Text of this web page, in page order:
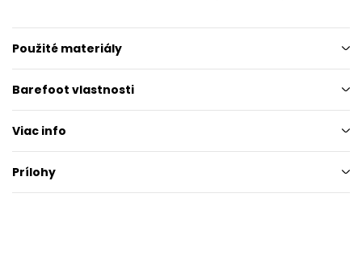
Použité materiály
Barefoot vlastnosti
Viac info
Prílohy